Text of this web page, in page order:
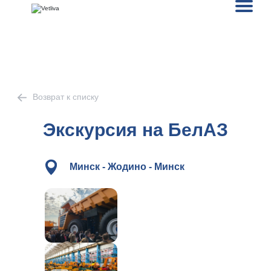
Возврат к списку
Экскурсия на БелАЗ
Минск - Жодино - Минск